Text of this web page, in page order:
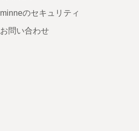
minneのセキュリティ
お問い合わせ